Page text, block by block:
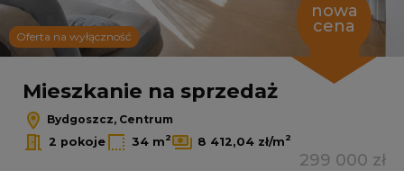
Oferta na wyłączność
nowa
cena
Mieszkanie na sprzedaż
Bydgoszcz, Centrum
2 pokoje
34 m2 8 412,04 zł/m2
299 000 zł